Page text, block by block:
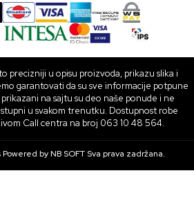
precizniji u opisu proizvoda, prikazu slika i
garantovati da su sve informacije potpune
na sajtu su deo naše ponude i ne
u svakom trenutku. Dostupnost robe
Call centra na broj 063 10 48 564.
Powered byNB SOFTSva prava zadržana.